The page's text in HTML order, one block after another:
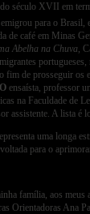
século XVII em
para o Brasil,
de café em Minas
Abelha na Chuva,
de prosseguir os
O ensaísta, professor
na Faculdade de
assistente. A lista é
uma longa
para o
família, aos
Orientadoras Ana